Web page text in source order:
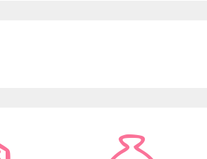
。前脚直播才刚打开，后
什么关系？]程烨对着直